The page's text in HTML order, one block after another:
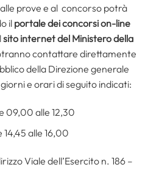
prove e al concorso potrà
il portale dei concorsi on-line
sito internet del Ministero della
contattare direttamente
della Direzione generale
e orari di seguito indicati:
09,00 alle 12,30
14,45 alle 16,00
Viale dell’Esercito n. 186 –